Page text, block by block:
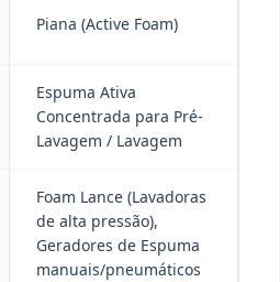
Piana (Active Foam)
Espuma Ativa
Concentrada para Pré-
Lavagem / Lavagem
Foam Lance (Lavadoras
de alta pressão),
Geradores de Espuma
manuais/pneumáticos